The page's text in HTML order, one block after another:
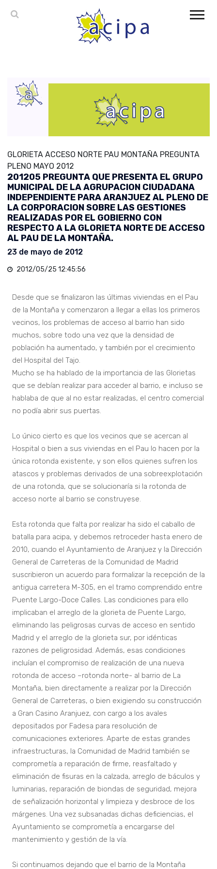
GLORIETA ACCESO NORTE PAU MONTAÑA PREGUNTA
PLENO MAYO 2012
201205 PREGUNTA QUE PRESENTA EL GRUPO
MUNICIPAL DE LA AGRUPACION CIUDADANA
INDEPENDIENTE PARA ARANJUEZ AL PLENO DE
LA CORPORACION SOBRE LAS GESTIONES
REALIZADAS POR EL GOBIERNO CON
RESPECTO A LA GLORIETA NORTE DE ACCESO
AL PAU DE LA MONTAÑA.
23 de mayo de 2012
2012/05/25 12:45:56
Desde que se finalizaron las últimas viviendas en el Pau
de la Montaña y comenzaron a llegar a ellas los primeros
vecinos, los problemas de acceso al barrio han sido
muchos, sobre todo una vez que la densidad de
población ha aumentado, y también por el crecimiento
del Hospital del Tajo.
Mucho se ha hablado de la importancia de las Glorietas
que se debían realizar para acceder al barrio, e incluso se
hablaba de que al no estar realizadas, el centro comercial
no podía abrir sus puertas.
Lo único cierto es que los vecinos que se acercan al
Hospital o bien a sus viviendas en el Pau lo hacen por la
única rotonda existente, y son ellos quienes sufren los
atascos y problemas derivados de una sobreexplotación
de una rotonda, que se solucionaría si la rotonda de
acceso norte al barrio se construyese.
Esta rotonda que falta por realizar ha sido el caballo de
batalla para acipa, y debemos retroceder hasta enero de
2010, cuando el Ayuntamiento de Aranjuez y la Dirección
General de Carreteras de la Comunidad de Madrid
suscribieron un acuerdo para formalizar la recepción de la
antigua carretera M-305, en el tramo comprendido entre
Puente Largo-Doce Calles. Las condiciones para ello
implicaban el arreglo de la glorieta de Puente Largo,
eliminando las peligrosas curvas de acceso en sentido
Madrid y el arreglo de la glorieta sur, por idénticas
razones de peligrosidad. Además, esas condiciones
incluían el compromiso de realización de una nueva
rotonda de acceso –rotonda norte- al barrio de La
Montaña, bien directamente a realizar por la Dirección
General de Carreteras, o bien exigiendo su construcción
a Gran Casino Aranjuez, con cargo a los avales
depositados por Fadesa para resolución de
comunicaciones exteriores. Aparte de estas grandes
infraestructuras, la Comunidad de Madrid también se
comprometía a reparación de firme, reasfaltado y
eliminación de fisuras en la calzada, arreglo de báculos y
luminarias, reparación de biondas de seguridad, mejora
de señalización horizontal y limpieza y desbroce de los
márgenes. Una vez subsanadas dichas deficiencias, el
Ayuntamiento se comprometía a encargarse del
mantenimiento y gestión de la vía.
Si continuamos dejando que el barrio de la Montaña